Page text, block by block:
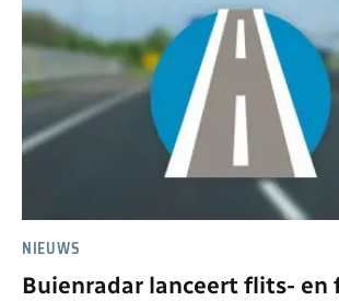
NIEUWS
Buienradar lanceert flits- en